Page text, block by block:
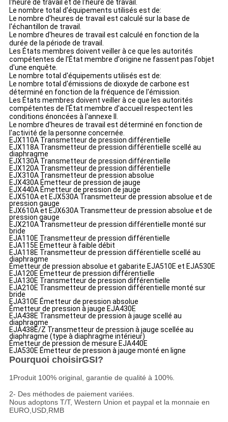
l'heure de travail et de l'heure de travail.
Le nombre total d'équipements utilisés est de:
Le nombre d'heures de travail est calculé sur la base de
l'échantillon de travail.
Le nombre d'heures de travail est calculé en fonction de la
durée de la période de travail.
Les États membres doivent veiller à ce que les autorités
compétentes de l'État membre d'origine ne fassent pas l'objet
d'une enquête.
Le nombre total d'équipements utilisés est de:
Le nombre total d'émissions de dioxyde de carbone est
déterminé en fonction de la fréquence de l'émission.
Les États membres doivent veiller à ce que les autorités
compétentes de l'État membre d'accueil respectent les
conditions énoncées à l'annexe II.
Le nombre d'heures de travail est déterminé en fonction de
l'activité de la personne concernée.
EJX110A Transmetteur de pression différentielle
EJX118A Transmetteur de pression différentielle scellé au
diaphragme
EJX130A Transmetteur de pression différentielle
EJX120A Transmetteur de pression différentielle
EJX310A Transmetteur de pression absolue
EJX430A Émetteur de pression de jauge
EJX440A Émetteur de pression de jauge
EJX510A et EJX530A Transmetteur de pression absolue et de
pression gauge
EJX610A et EJX630A Transmetteur de pression absolue et de
pression gauge
EJX210A Transmetteur de pression différentielle monté sur
bride
EJA110E Transmetteur de pression différentielle
EJA115E Émetteur à faible débit
EJA118E Transmetteur de pression différentielle scellé au
diaphragme
Émetteur de pression absolue et gabarite EJA510E et EJA530E
EJA120E Émetteur de pression différentielle
EJA130E Transmetteur de pression différentielle
EJA210E Transmetteur de pression différentielle monté sur
bride
EJA310E Émetteur de pression absolue
Émetteur de pression à jauge EJA430E
EJA438E Transmetteur de pression à jauge scellé au
diaphragme
EJA438E/Z Transmetteur de pression à jauge scellée au
diaphragme (type à diaphragme intérieur)
Émetteur de pression de mesure EJA440E
EJA530E Émetteur de pression à jauge monté en ligne
Pourquoi choisirGSI?
1Produit 100% original, garantie de qualité à 100%.
2- Des méthodes de paiement variées.
Nous adoptons T/T, Western Union et paypal et la monnaie en
EURO,USD,RMB